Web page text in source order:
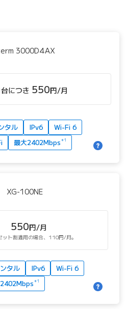
3000D4AX
につき 550円/月
タル IPv6
Wi-Fi 6
最大2402Mbps ＊1
100NE
550円/月
ット割適用の場合、110円/月。
タル IPv6
Wi-Fi 6
＊1